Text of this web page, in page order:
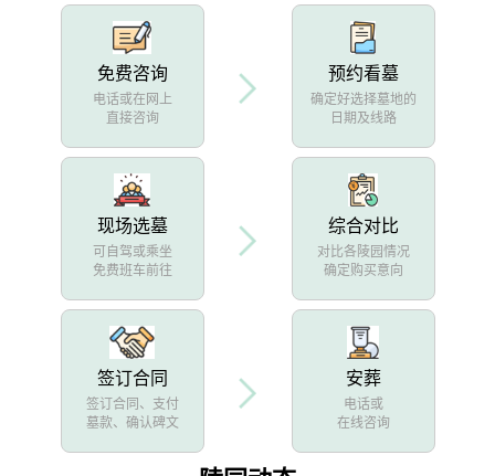
免费咨询
电话或在网上
直接咨询
预约看墓
确定好选择墓地的
日期及线路
现场选墓
可自驾或乘坐
免费班车前往
综合对比
对比各陵园情况
确定购买意向
签订合同
签订合同、支付
墓款、确认碑文
安葬
电话或
在线咨询